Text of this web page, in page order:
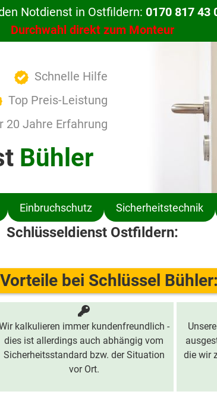
Notdienst in Ostfildern: 0170 817 43
Durchwahl direkt zum Monteur
Schnelle Hilfe
Top Preis-Leistung
20 Jahre Erfahrung
Bühler
Einbruchschutz Sicherheitstechnik
Schlüsseldienst Ostfildern:
bei Schlüssel Bühler:
kalkulieren immer kundenfreundlich -
dies ist allerdings auch abhängig vom
Sicherheitsstandard bzw. der Situation
vor Ort.
die wir